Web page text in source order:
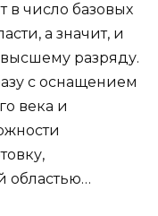
в число базовых
а значит, и
разряду.
с оснащением
века и
областью…